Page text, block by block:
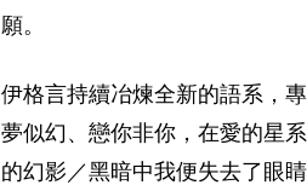
願。
伊格言持續冶煉全新的語系，
夢似幻、戀你非你，在愛的星
的幻影／黑暗中我便失去了眼